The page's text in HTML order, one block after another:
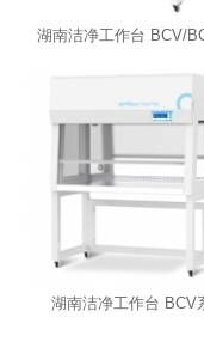
湖南洁净工作台 BCV